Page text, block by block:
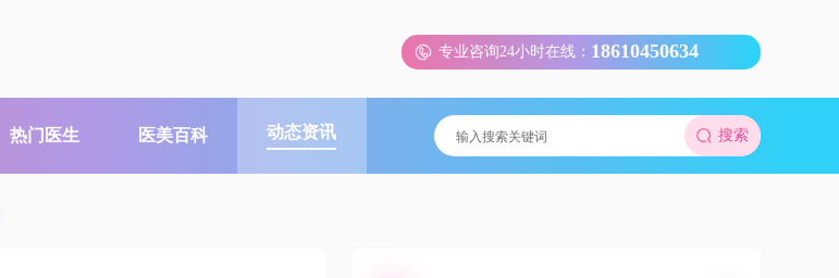
专业咨询24小时在线： 18610450634
热门医生 医美百科 动态资讯 搜索